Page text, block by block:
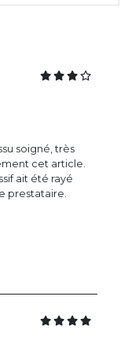
soigné, très
cet article.
ait été rayé
prestataire.